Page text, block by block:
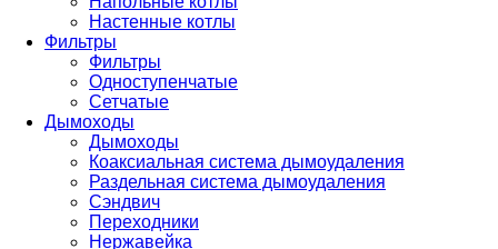
Настенные котлы
Фильтры
Фильтры
Одноступенчатые
Сетчатые
Дымоходы
Дымоходы
Коаксиальная система дымоудаления
Раздельная система дымоудаления
Сэндвич
Переходники
Нержавейка